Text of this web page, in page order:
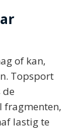
of kan,
Topsport
de
fragmenten,
lastig te